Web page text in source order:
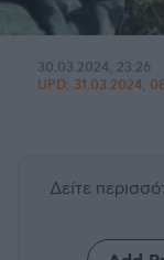
30.03.2024, 23:26
UPD: 31.03.2024,
Δείτε